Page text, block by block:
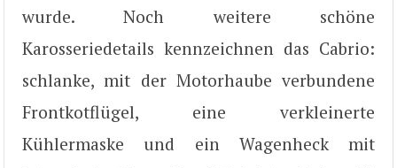
wurde. Noch weitere schöne
Karosseriedetails kennzeichnen das Cabrio:
schlanke, mit der Motorhaube verbundene
Frontkotflügel, eine verkleinerte
Kühlermaske und ein Wagenheck mit